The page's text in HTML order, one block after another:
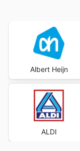
Albert Heijn
ALDI